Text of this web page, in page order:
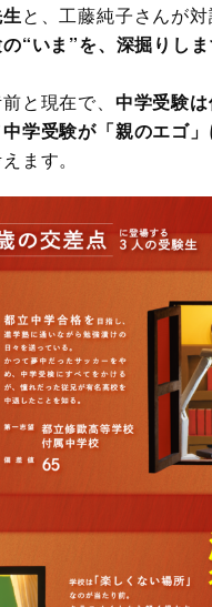
と、工藤純子さんが
“いま”を、深掘りしま
と現在で、 中学受験
中学受験が「親のエゴ
ます。